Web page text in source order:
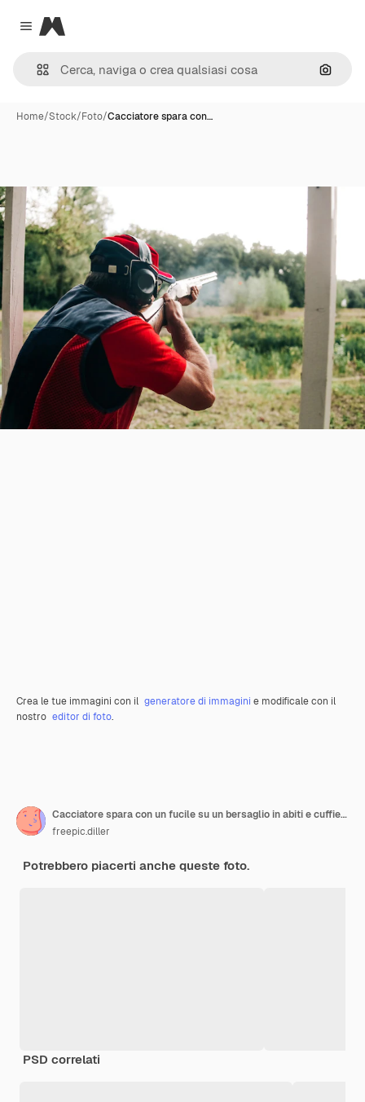
Close menu
Magnific
Cerca
Home/Stock/Foto/Cacciatore spara con…
Crea le tue immagini con il generatore di immagini e modificale con il
nostro editor di foto.
Cacciatore spara con un fucile su un bersaglio in abiti e cuffie speciali
freepic.diller
Potrebbero piacerti anche queste foto.
PSD correlati